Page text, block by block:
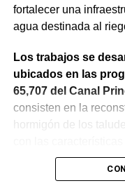
fortalecer una
agua destinada al
Los trabajos se
ubicados en las
65,707 del Canal
consisten en la
hormigón de los
La obra incluye la